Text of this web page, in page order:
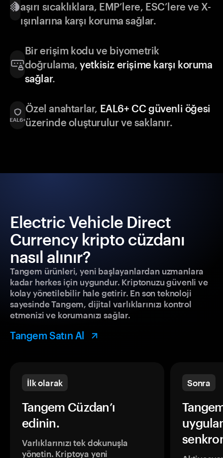
aşırı sıcaklıklara, EMP’lere, ESC’lere ve X-
ışınlarına karşı koruma sağlar.
Bir erişim kodu ve biyometrik
doğrulama,yetkisiz erişime karşı koruma
sağlar.
Özel anahtarlar, EAL6+ CC güvenli öğesi
üzerinde oluşturulur ve saklanır.
Electric Vehicle Direct
Currency kripto cüzdanı
nasıl alınır?
Tangem ürünleri, yeni başlayanlardan uzmanlara
kadar herkes için uygundur. Kriptonuzu güvenli ve
kolay yönetilebilir hale getirir. En son teknoloji
sayesinde Tangem, dijital varlıklarınızı kontrol
etmenizi ve korumanızı sağlar.
Tangem Satın Al
İlk olarak
Tangem Cüzdan’ı
edinin.
Varlıklarınızı tek dokunuşla
yönetin. Kriptoya yeni
Sonra